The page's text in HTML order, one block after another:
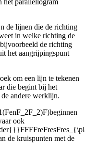
het parallellogram
de lijnen die de richting
in welke richting de
de richting
het aangrijpingspunt
om een lijn te tekenen
die begint bij het
andere werklijn.
enF_2F_2)F)beginnen
ook
de kruispunten met de